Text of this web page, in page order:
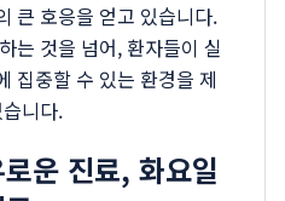
큰 호응을 얻고 있습니다.
는 것을 넘어, 환자들이 실
집중할 수 있는 환경을 제
니다.
운 진료, 화요일